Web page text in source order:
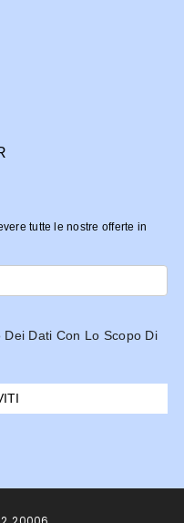
tutte le nostre offerte in
Dati Con Lo Scopo Di